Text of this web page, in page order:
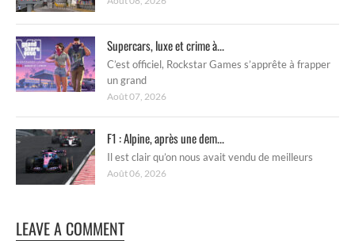
Supercars, luxe et crime à...
C’est officiel, Rockstar Games s’apprête à frapper
un grand
Août 07, 2026
F1 : Alpine, après une dem...
Il est clair qu’on nous avait vendu de meilleurs
Août 06, 2026
LEAVE A COMMENT